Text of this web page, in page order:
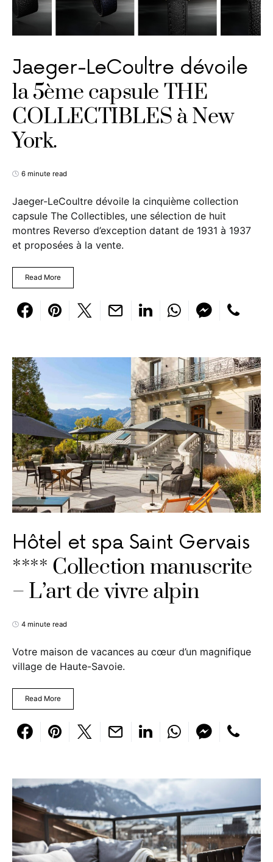
Jaeger-LeCoultre dévoile
la 5ème capsule THE
COLLECTIBLES à New
York.
6 minute read
Jaeger-LeCoultre dévoile la cinquième collection
capsule The Collectibles, une sélection de huit
montres Reverso d’exception datant de 1931 à 1937
et proposées à la vente.
Read More
Hôtel et spa Saint Gervais
**** Collection manuscrite
– L’art de vivre alpin
4 minute read
Votre maison de vacances au cœur d’un magnifique
village de Haute-Savoie.
Read More